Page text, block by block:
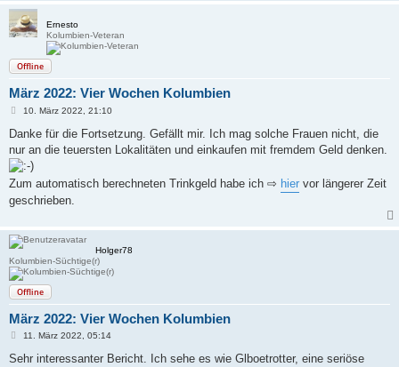
Ernesto
Kolumbien-Veteran
Offline
März 2022: Vier Wochen Kolumbien
B
i
r
a
g
10. März 2022, 21:10
Danke für die Fortsetzung. Gefällt mir. Ich mag solche Frauen nicht, die
nur an die teuersten Lokalitäten und einkaufen mit fremdem Geld denken.
Zum automatisch berechneten Trinkgeld habe ich ⇨ hier vor längerer Zeit
geschrieben.
Holger78
Kolumbien-Süchtige(r)
Offline
März 2022: Vier Wochen Kolumbien
B
i
11. März 2022, 05:14
Sehr interessanter Bericht. Ich sehe es wie Glboetrotter, eine seriöse